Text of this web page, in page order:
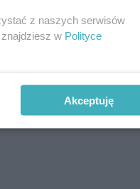
stycznia
z naszych serwisów
w Polityce
Akceptuję